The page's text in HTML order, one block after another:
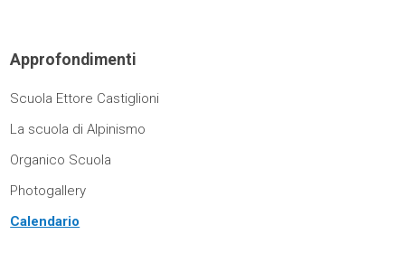
Approfondimenti
Scuola Ettore Castiglioni
La scuola di Alpinismo
Organico Scuola
Photogallery
Calendario